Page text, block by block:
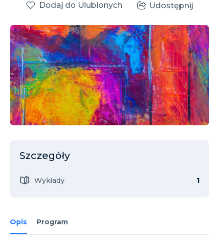
Opis Program
Dodaj do Ulubionych Udostępnij
Szczegóły
Wykłady 1